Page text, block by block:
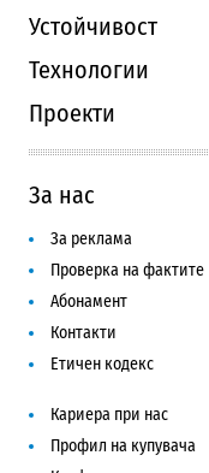
Устойчивост
Технологии
Проекти
За нас
За реклама
Проверка на фактите
Абонамент
Контакти
Етичен кодекс
Кариера при нас
Профил на купувача